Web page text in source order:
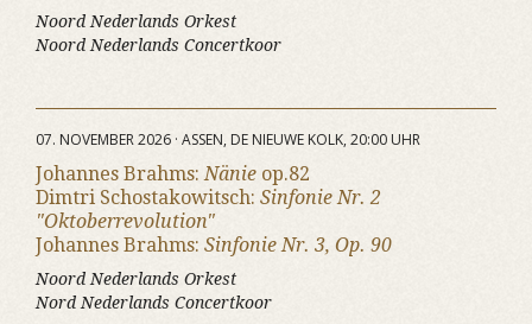
Noord Nederlands Orkest
Noord Nederlands Concertkoor
07. NOVEMBER 2026 · ASSEN, DE NIEUWE KOLK, 20:00 UHR
Johannes Brahms:Nänie op.82
Dimtri Schostakowitsch: Sinfonie Nr. 2
"Oktoberrevolution"
Johannes Brahms: Sinfonie Nr. 3, Op. 90
Noord Nederlands Orkest
Nord Nederlands Concertkoor